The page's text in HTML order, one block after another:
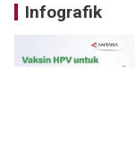
Infografik